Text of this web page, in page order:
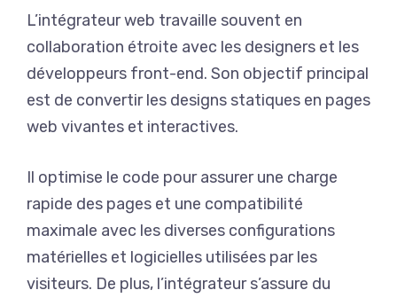
L’intégrateur web travaille souvent en
collaboration étroite avec les designers et les
développeurs front-end. Son objectif principal
est de convertir les designs statiques en pages
web vivantes et interactives.
Il optimise le code pour assurer une charge
rapide des pages et une compatibilité
maximale avec les diverses configurations
matérielles et logicielles utilisées par les
visiteurs. De plus, l’intégrateur s’assure du